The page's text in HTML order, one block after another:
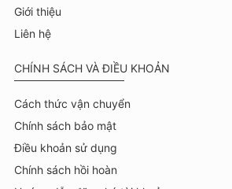
Giới thiệu
Liên hệ
CHÍNH SÁCH VÀ ĐIỀU KHOẢN
Cách thức vận chuyển
Chính sách bảo mật
Điều khoản sử dụng
Chính sách hồi hoàn